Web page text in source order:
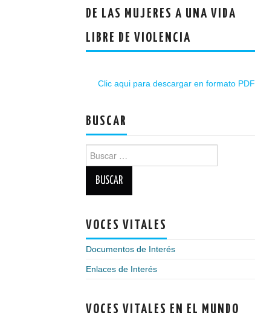
DE LAS MUJERES A UNA VIDA
LIBRE DE VIOLENCIA
Clic aqui para descargar en formato PDF
BUSCAR
Buscar:
VOCES VITALES
Documentos de Interés
Enlaces de Interés
VOCES VITALES EN EL MUNDO